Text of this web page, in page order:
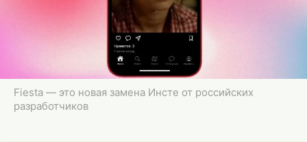
Fiesta — это новая замена Инсте от российских
разработчиков